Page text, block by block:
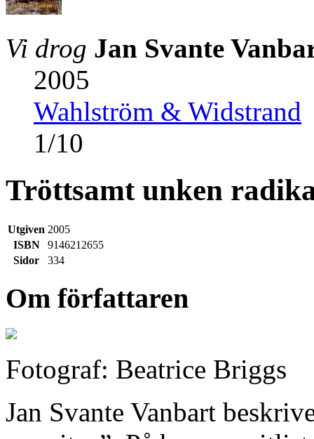
Vi drog Jan Svante
2005
Wahlström & Widstrand
1/10
Tröttsamt unken
Utgiven 2005
ISBN
9146212655
Sidor
334
Om författaren
Fotograf: Beatrice Briggs
Jan Svante Vanbart